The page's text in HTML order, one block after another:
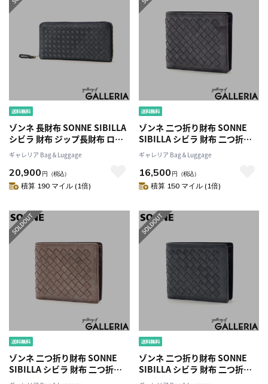
ゾンネ 長財布 SONNE SIBILLA
シビラ 財布 ジップ長財布 ロン
グウォレット レザー 革 ラウン
ドファスナー ファスナー 大容
量 カード入れ 多い 小銭入れ 仕
切り メッシュ メンズ レディー
ギャレリア Bag＆Luggage
20,900 円 （税込）
積算 190 マイル (1倍)
ゾンネ 二つ折り財布 SONNE
SIBILLA シビラ 財布 二つ折り
折り財布 コンパクト メッシュ
カード入れ 小銭入れ 本革 革 レ
ザー 軽量 メンズ レディース
SOM003
ギャレリア Bag＆Luggage
16,500 円 （税込）
積算 150 マイル (1倍)
ゾンネ 二つ折り財布 SONNE
SIBILLA シビラ 財布 二つ折り
折り財布 コンパクト メッシュ
ゾンネ 二つ折り財布 SONNE
SIBILLA シビラ 財布 二つ折り
折り財布 コンパクト メッシュ